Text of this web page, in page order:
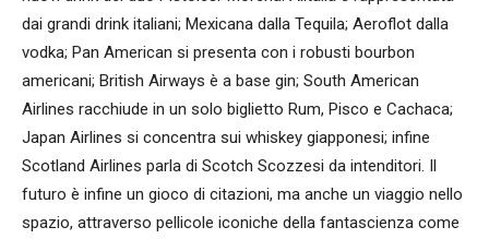
dai grandi drink italiani; Mexicana dalla Tequila; Aeroflot dalla
vodka; Pan American si presenta con i robusti bourbon
americani; British Airways è a base gin; South American
Airlines racchiude in un solo biglietto Rum, Pisco e Cachaca;
Japan Airlines si concentra sui whiskey giapponesi; infine
Scotland Airlines parla di Scotch Scozzesi da intenditori. Il
futuro è infine un gioco di citazioni, ma anche un viaggio nello
spazio, attraverso pellicole iconiche della fantascienza come